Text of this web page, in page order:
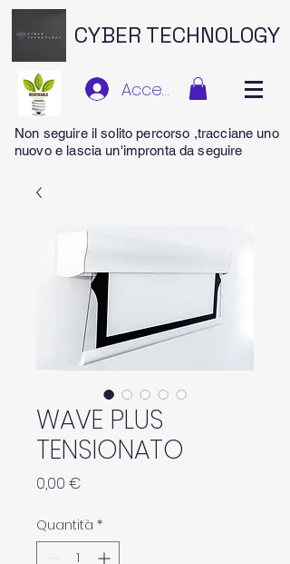
CYBER TECHNOLOGY
Accedi
Non seguire il solito percorso ,tracciane uno
nuovo e lascia un'impronta da seguire
WAVE PLUS
TENSIONATO
0,00 €
Quantità *